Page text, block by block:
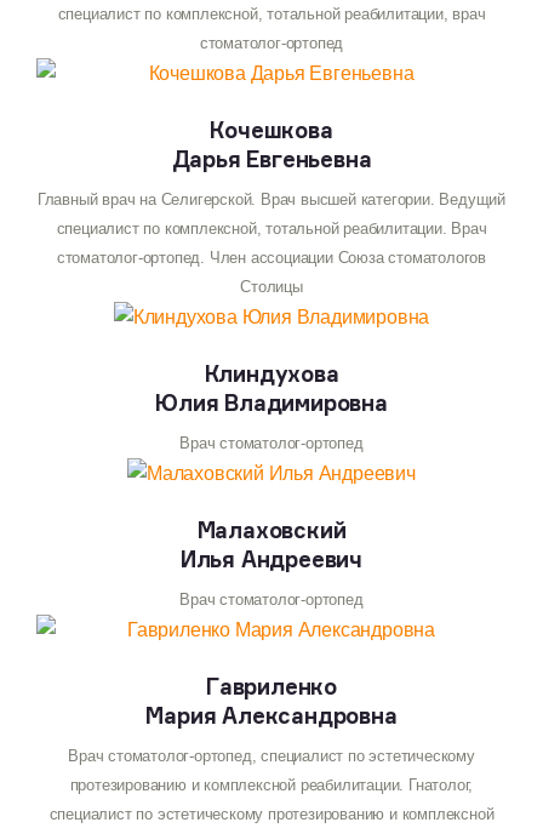
при курении, употреблении кофе и чая;
Высокий риск образования трещин
в коронках;
Аллергенные компоненты в полимерном
составе;
Требуется более тщательный уход;
Высокая скорость стирания;
Риск травмы из-за острых краев пластиковых
Разделяют два метода производства временных
коронок: прямой и непрямой.
и устанавливаетя стоматологом, в присутствии пациента
в рамках одного визита (приблизительно за 1 час).
Непрямой метод — требует несколько визитов к врачу,
т. к. коронка производится в лабаратории. При этом
специалист по комплексной, тотальной реабилитации, врач
стоматолог-ортопед
Кочешкова
Дарья Евгеньевна
Главный врач на Селигерской. Врач высшей категории. Ведущий
специалист по комплексной, тотальной реабилитации. Врач
стоматолог-ортопед. Член ассоциации Союза стоматологов
Столицы
Клиндухова
Юлия Владимировна
Врач стоматолог-ортопед
Малаховский
Илья Андреевич
Врач стоматолог-ортопед
Гавриленко
Мария Александровна
Врач стоматолог-ортопед, специалист по эстетическому
протезированию и комплексной реабилитации. Гнатолог,
специалист по эстетическому протезированию и комплексной